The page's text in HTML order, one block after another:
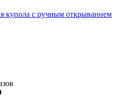
купола с ручным открыванием